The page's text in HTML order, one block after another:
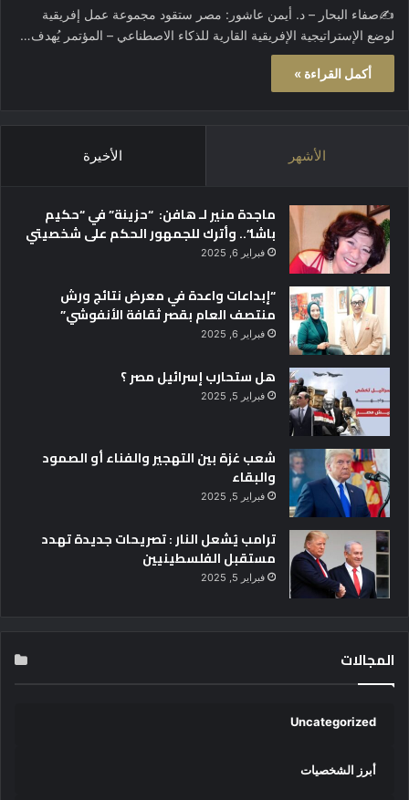
✍️صفاء البحار – د. أيمن عاشور: مصر ستقود مجموعة عمل إفريقية
لوضع الإستراتيجية الإفريقية القارية للذكاء الاصطناعي – المؤتمر يُهدف…
أكمل القراءة »
الأشهر الأخيرة
ماجدة منير لـ هافن: “حزينة” في “حكيم
باشا”.. وأترك للجمهور الحكم على شخصيتي
فبراير 6, 2025
“إبداعات واعدة في معرض نتائج ورش
منتصف العام بقصر ثقافة الأنفوشي”
فبراير 6, 2025
هل ستحارب إسرائيل مصر ؟
فبراير 5, 2025
شعب غزة بين التهجير والفناء أو الصمود
والبقاء
فبراير 5, 2025
ترامب يُشعل النار : تصريحات جديدة تهدد
مستقبل الفلسطينيين
فبراير 5, 2025
المجالات
Uncategorized
أبرز الشخصيات